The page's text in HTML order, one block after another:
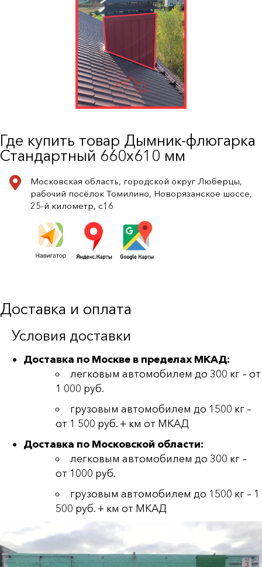
Где купить товар Дымник-флюгарка
Стандартный 660х610 мм
Московская область, городской округ Люберцы,
рабочий посёлок Томилино, Новорязанское шоссе,
25-й километр, с16
Доставка и оплата
Условия доставки
Доставка по Москве в пределах МКАД:
легковым автомобилем до 300 кг – от
1 000 руб.
грузовым автомобилем до 1500 кг –
от 1 500 руб. + км от МКАД
Доставка по Московской области:
легковым автомобилем до 300 кг –
от 1000 руб.
грузовым автомобилем до 1500 кг – 1
500 руб. + км от МКАД